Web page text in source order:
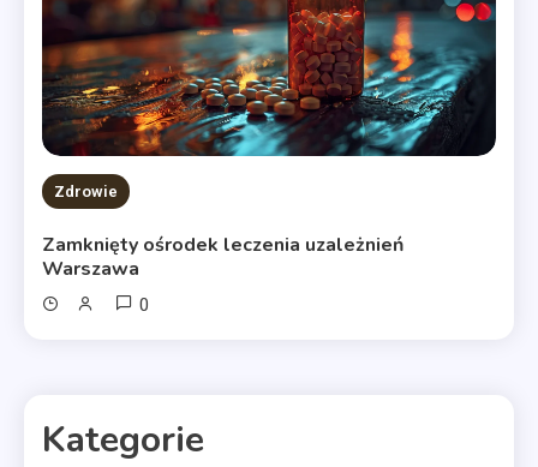
Zdrowie
Zamknięty ośrodek leczenia uzależnień
Warszawa
0
Kategorie